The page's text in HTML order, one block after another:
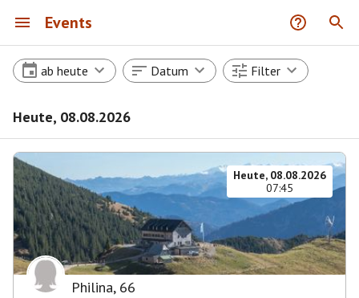
Events
ab heute Datum Filter
Heute, 08.08.2026
Heute, 08.08.2026
07:45
Philina, 66